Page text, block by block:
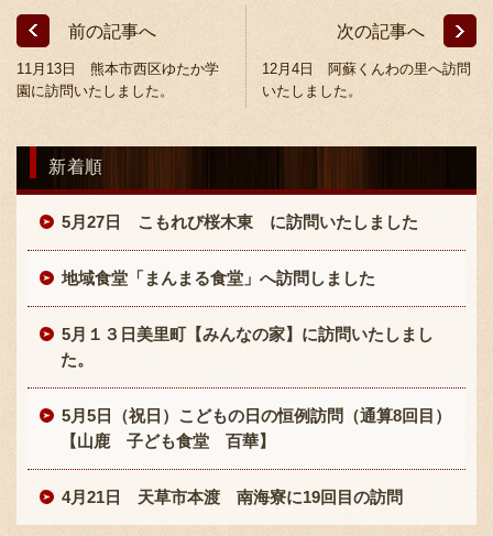
〒869-1107 熊本県菊池郡菊陽町辛川448
TEL:096-349-2222
FAX:096-349-2288
前の記事へ
11月13日 熊本市西区ゆたか学
園に訪問いたしました。
次の記事へ
12月4日 阿蘇くんわの里へ訪問
いたしました。
新着順
5月27日 こもれび桜木東 に訪問いたしました
地域食堂「まんまる食堂」へ訪問しました
5月１３日美里町【みんなの家】に訪問いたしまし
た。
5月5日（祝日）こどもの日の恒例訪問（通算8回目）
【山鹿 子ども食堂 百華】
4月21日 天草市本渡 南海寮に19回目の訪問